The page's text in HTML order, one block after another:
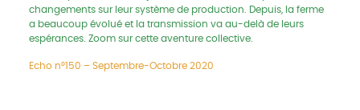
changements sur leur système de production. Depuis, la ferme
a beaucoup évolué et la transmission va au-delà de leurs
espérances. Zoom sur cette aventure collective.
Echo n°150 – Septembre-Octobre 2020